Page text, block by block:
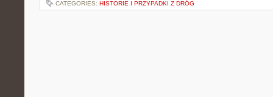
CATEGORIES: HISTORIE I PRZYPADKI Z DRÓG